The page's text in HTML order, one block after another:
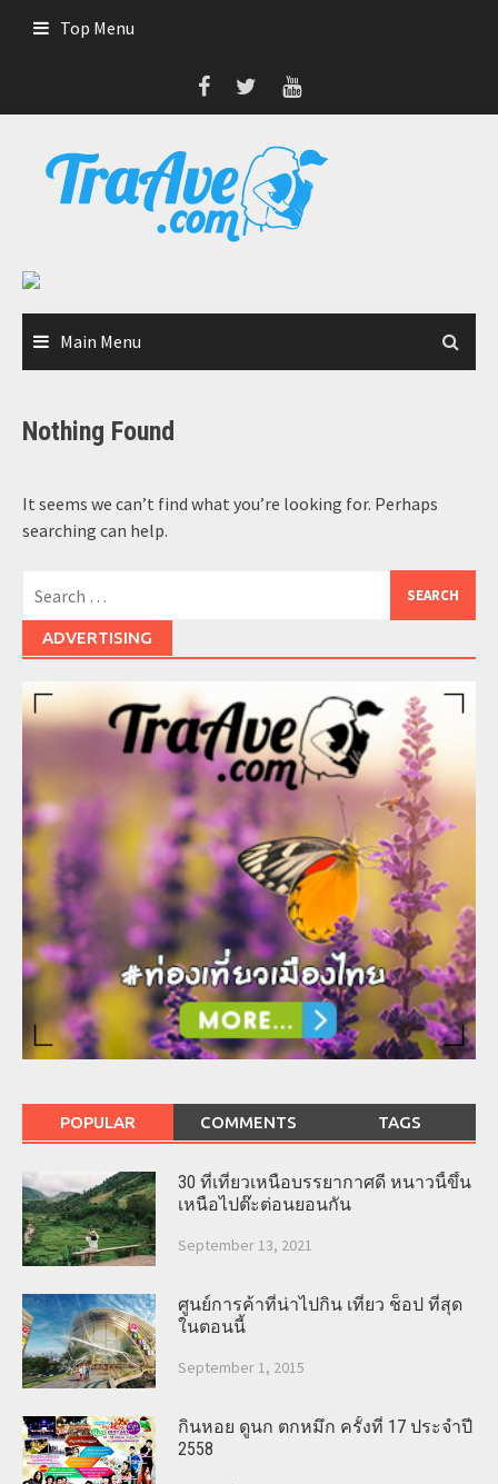
Top Menu
Main Menu
Nothing Found
It seems we can’t find what you’re looking for. Perhaps
searching can help.
ADVERTISING
POPULAR COMMENTS TAGS
30 ที่เที่ยวเหนือบรรยากาศดี หนาวนี้ขึ้น
เหนือไปต๊ะต่อนยอนกัน
September 13, 2021
ศูนย์การค้าที่น่าไปกิน เที่ยว ช็อป ที่สุด
ในตอนนี้
September 1, 2015
กินหอย ดูนก ตกหมึก ครั้งที่ 17 ประจำปี
2558